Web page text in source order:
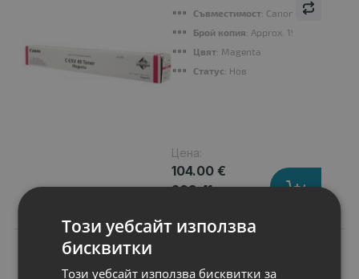
Съвместимост: Canon
Брой копия: Approx. 19 000 pages
Цвят: Magenta
Статус: Нов
Цена:
104.00 €
203.41 лв.
Този уебсайт използва
бисквитки
Този уебсайт използва бисквитки за